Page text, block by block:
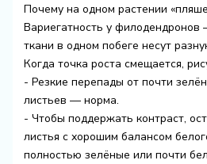
Почему на одном растении
Вариегатность у
ткани в одном побеге несут
Когда точка роста смещается,
- Резкие перепады от почти
листьев — норма.
- Чтобы поддержать контраст,
листья с хорошим балансом
полностью зелёные или почти